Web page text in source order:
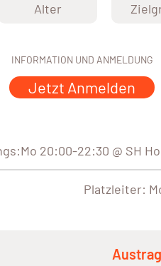
Alter
INFORMATION UND ANMELDUNG
Jetzt Anmelden
20:00-22:30 @ SH
Platzleiter: